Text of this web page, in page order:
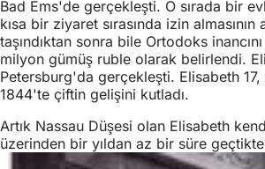
s
ı
n
ı
z
:
Bad Ems'de gerçekleşti. O sırada bir
kısa bir ziyaret sırasında izin
taşındıktan sonra bile Ortodoks
milyon gümüş ruble olarak belirlendi.
Petersburg'da gerçekleşti. Elisabeth
1844'te çiftin gelişini kutladı.
Artık Nassau Düşesi olan Elisabeth
üzerinden bir yıldan az bir süre